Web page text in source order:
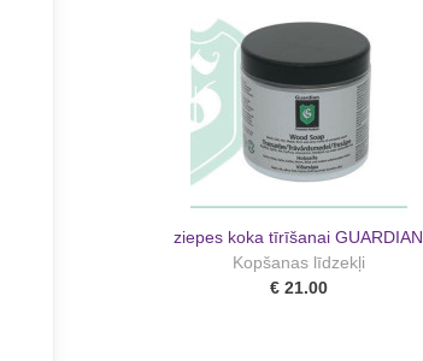
ziepes koka tīrīšanai GUARDIAN
Kopšanas līdzekļi
€ 21.00